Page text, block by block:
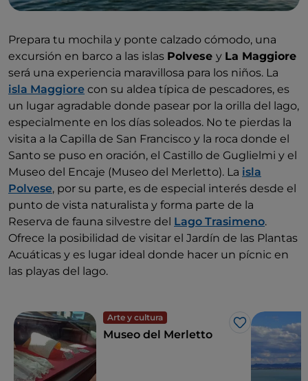
Prepara tu mochila y ponte calzado cómodo, una
excursión en barco a las islas Polvese y La Maggiore
será una experiencia maravillosa para los niños. La
isla Maggiore con su aldea típica de pescadores, es
un lugar agradable donde pasear por la orilla del lago,
especialmente en los días soleados. No te pierdas la
visita a la Capilla de San Francisco y la roca donde el
Santo se puso en oración, el Castillo de Guglielmi y el
Museo del Encaje (Museo del Merletto). La isla
Polvese, por su parte, es de especial interés desde el
punto de vista naturalista y forma parte de la
Reserva de fauna silvestre del Lago Trasimeno.
Ofrece la posibilidad de visitar el Jardín de las Plantas
Acuáticas y es lugar ideal donde hacer un pícnic en
las playas del lago.
Arte y cultura
Me gusta
Museo del Merletto